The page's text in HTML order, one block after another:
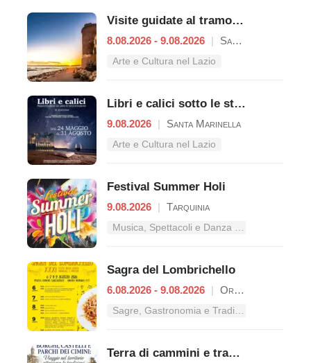
Visite guidate al tramonto a Castello di Santa Severa
8.08.2026 - 9.08.2026 | Santa Marinella
Arte e Cultura nel Lazio
Libri e calici sotto le stelle del Castello
9.08.2026 | Santa Marinella
Arte e Cultura nel Lazio
Festival Summer Holi
9.08.2026 | Tarquinia
Sagra del Lombrichello
6.08.2026 - 9.08.2026 | Oriolo Romano
Terra di cammini e tradizioni